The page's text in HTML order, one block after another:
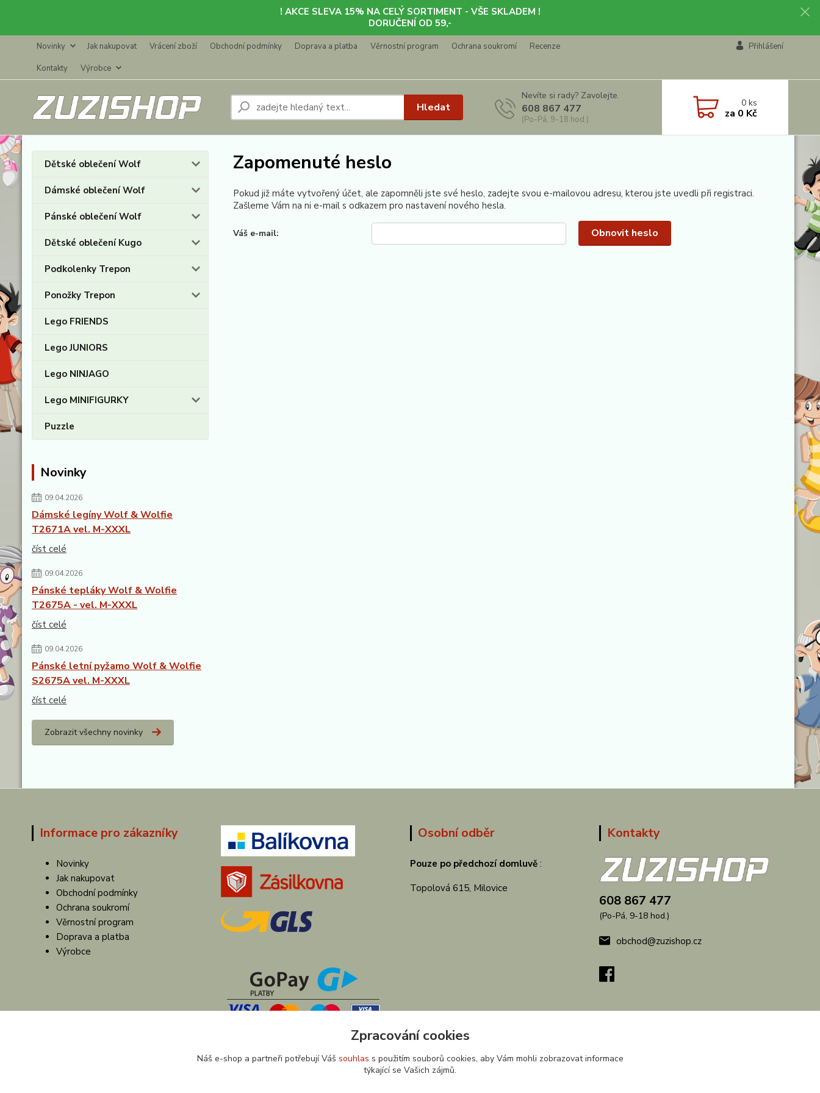
! AKCE SLEVA 15% NA CELÝ SORTIMENT - VŠE SKLADEM !
DORUČENÍ OD 59,-
Novinky Jak nakupovat Vrácení zboží Obchodní podmínky Doprava a platba Věrnostní program Ochrana soukromí
Recenze
Kontakty
Výrobce
Přihlášení
Hledat
Nevíte si rady? Zavolejte.
608 867 477
(Po-Pá, 9-18 hod.)
0ks
za 0 Kč
Dětské oblečení Wolf
Dámské oblečení Wolf
Pánské oblečení Wolf
Dětské oblečení Kugo
Podkolenky Trepon
Ponožky Trepon
Lego FRIENDS
Lego JUNIORS
Lego NINJAGO
Lego MINIFIGURKY
Puzzle
Novinky
09.04.2026
Dámské legíny Wolf & Wolfie
T2671A vel. M-XXXL
číst celé
09.04.2026
Pánské tepláky Wolf & Wolfie
T2675A - vel. M-XXXL
číst celé
09.04.2026
Pánské letní pyžamo Wolf & Wolfie
S2675A vel. M-XXXL
číst celé
Zobrazit všechny novinky
Zapomenuté heslo
Pokud již máte vytvořený účet, ale zapomněli jste své heslo, zadejte svou e-mailovou adresu, kterou jste uvedli při registraci.
Zašleme Vám na ni e-mail s odkazem pro nastavení nového hesla.
Váš e-mail: Obnovit heslo
Informace pro zákazníky
Novinky
Jak nakupovat
Obchodní podmínky
Ochrana soukromí
Věrnostní program
Doprava a platba
Výrobce
Osobní odběr
Pouze po předchozí domluvě :
Topolová 615, Milovice
Kontakty
608 867 477
(Po-Pá, 9-18 hod.)
obchod@zuzishop.cz
Zpracování cookies
Náš e-shop a partneři potřebují Váš souhlas s použitím souborů cookies, aby Vám mohli zobrazovat informace
týkající se Vašich zájmů.